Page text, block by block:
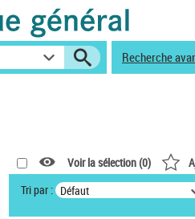
Recherche
Voir la sélection (0)
Tri par : Défaut